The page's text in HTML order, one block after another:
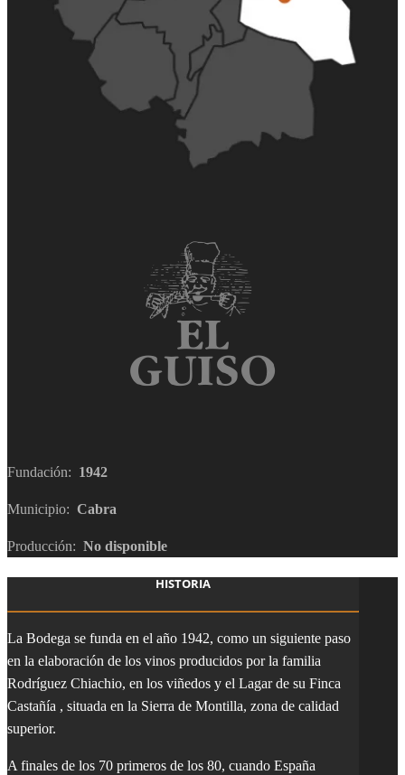
Fundación: 1942
Municipio: Cabra
Producción: No disponible
HISTORIA
La Bodega se funda en el año 1942, como un siguiente paso
en la elaboración de los vinos producidos por la familia
Rodríguez Chiachio, en los viñedos y el Lagar de su Finca
Castañía , situada en la Sierra de Montilla, zona de calidad
superior.
A finales de los 70 primeros de los 80, cuando España